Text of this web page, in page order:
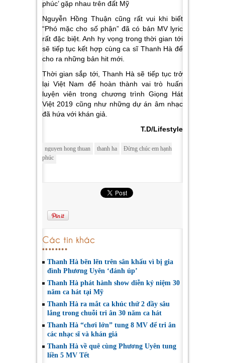
Nguyễn Hồng Thuận cũng rất vui khi biết
“Phó mặc cho số phận” đã có bản MV lyric
rất đặc biệt. Anh hy vọng trong thời gian tới
sẽ tiếp tục kết hợp cùng ca sĩ Thanh Hà để
cho ra những bản hit mới.
Thời gian sắp tới, Thanh Hà sẽ tiếp tục trở
lại Việt Nam để hoàn thành vai trò huấn
luyện viên trong chương trình Giọng Hát
Việt 2019 cũng như những dự án âm nhạc
đã hứa với khán giả.
T.D/Lifestyle
nguyen hong thuan thanh ha
Đừng chúc em hạnh
phúc
Các tin khác
Thanh Hà bẽn lẽn trên sân khấu vì bị gia
đình Phương Uyên ‘đánh úp’
Thanh Hà phát hành show diễn kỷ niệm 30
năm ca hát tại Mỹ
Thanh Hà ra mắt ca khúc thứ 2 đầy sâu
lắng trong chuỗi tri ân 30 năm ca hát
Thanh Hà “chơi lớn” tung 8 MV để tri ân
các nhạc sĩ và khán giả
Thanh Hà về quê cùng Phương Uyên tung
liền 5 MV Tết